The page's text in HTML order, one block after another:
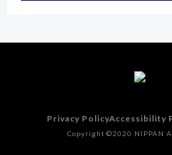
Privacy PolicyAccessibility
Copyright ©2020 NIPPAN